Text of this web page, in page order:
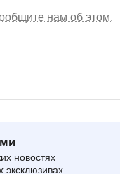
нам об этом.
новостях
эксклюзивах